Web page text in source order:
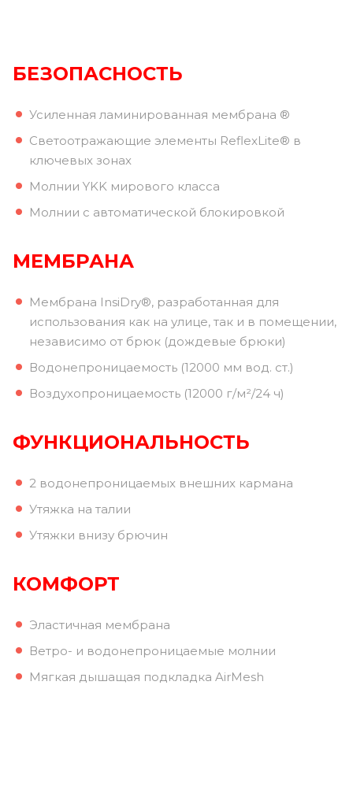
БЕЗОПАСНОСТЬ
Усиленная ламинированная мембрана ®
Светоотражающие элементы ReflexLite® в
ключевых зонах
Молнии YKK мирового класса
Молнии с автоматической блокировкой
МЕМБРАНА
Мембрана InsiDry®, разработанная для
использования как на улице, так и в помещении,
независимо от брюк (дождевые брюки)
Водонепроницаемость (12000 мм вод. ст.)
Воздухопроницаемость (12000 г/м²/24 ч)
ФУНКЦИОНАЛЬНОСТЬ
2 водонепроницаемых внешних кармана
Утяжка на талии
Утяжки внизу брючин
КОМФОРТ
Эластичная мембрана
Ветро- и водонепроницаемые молнии
Мягкая дышащая подкладка AirMesh